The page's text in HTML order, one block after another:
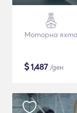
Моторна яхта
$1,487 /ден